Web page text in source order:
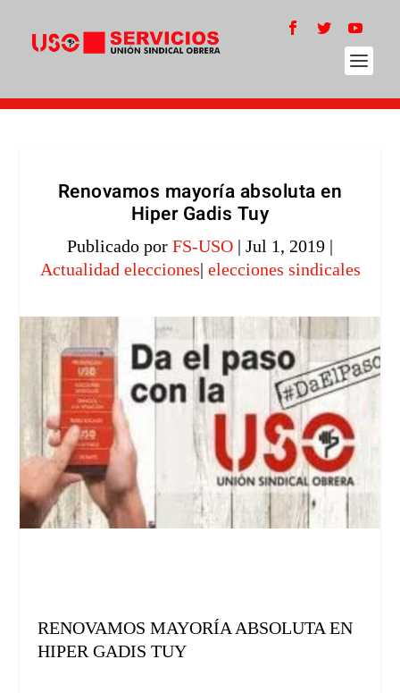
Renovamos mayoría absoluta en
Hiper Gadis Tuy
Publicado por FS-USO | Jul 1, 2019 |
Actualidad elecciones| elecciones sindicales
RENOVAMOS MAYORÍA ABSOLUTA EN
HIPER GADIS TUY